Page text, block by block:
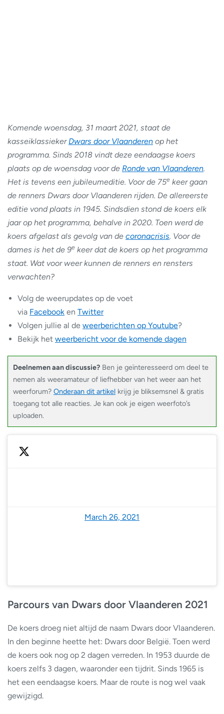
Komende woensdag, 31 maart 2021, staat de
kasseiklassieker Dwars door Vlaanderen op het
programma. Sinds 2018 vindt deze eendaagse koers
plaats op de woensdag voor de Ronde van Vlaanderen.
Het is tevens een jubileumeditie. Voor de 75e keer gaan
de renners Dwars door Vlaanderen rijden. De allereerste
editie vond plaats in 1945. Sindsdien stond de koers elk
jaar op het programma, behalve in 2020. Toen werd de
koers afgelast als gevolg van de coronacrisis. Voor de
dames is het de 9e keer dat de koers op het programma
staat. Wat voor weer kunnen de renners en rensters
verwachten?
Volg de weerupdates op de voet
via Facebook en Twitter
Volgen jullie al de weerberichten op Youtube?
Bekijk het weerbericht voor de komende dagen
Deelnemen aan discussie? Ben je geïnteresseerd om deel te
nemen als weeramateur of liefhebber van het weer aan het
weerforum? Onderaan dit artikel krijg je bliksemsnel & gratis
toegang tot alle reacties. Je kan ook je eigen weerfoto’s
uploaden.
March 26, 2021
Parcours van Dwars door Vlaanderen 2021
De koers droeg niet altijd de naam Dwars door Vlaanderen.
In den beginne heette het: Dwars door België. Toen werd
de koers ook nog op 2 dagen verreden. In 1953 duurde de
koers zelfs 3 dagen, waaronder een tijdrit. Sinds 1965 is
het een eendaagse koers. Maar de route is nog wel vaak
gewijzigd.